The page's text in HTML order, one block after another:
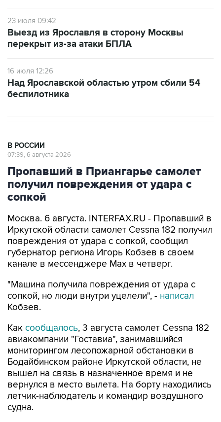
23 июля 09:42
Выезд из Ярославля в сторону Москвы
перекрыт из-за атаки БПЛА
16 июля 12:26
Над Ярославской областью утром сбили 54
беспилотника
В РОССИИ
07:39, 6 августа 2026
Пропавший в Приангарье самолет
получил повреждения от удара с
сопкой
Москва. 6 августа. INTERFAX.RU - Пропавший в
Иркутской области самолет Cessna 182 получил
повреждения от удара с сопкой, сообщил
губернатор региона Игорь Кобзев в своем
канале в мессенджере Мах в четверг.
"Машина получила повреждения от удара с
сопкой, но люди внутри уцелели", - написал
Кобзев.
Как сообщалось, 3 августа самолет Cessna 182
авиакомпании "Гоставиа", занимавшийся
мониторингом лесопожарной обстановки в
Бодайбинском районе Иркутской области, не
вышел на связь в назначенное время и не
вернулся в место вылета. На борту находились
летчик-наблюдатель и командир воздушного
судна.